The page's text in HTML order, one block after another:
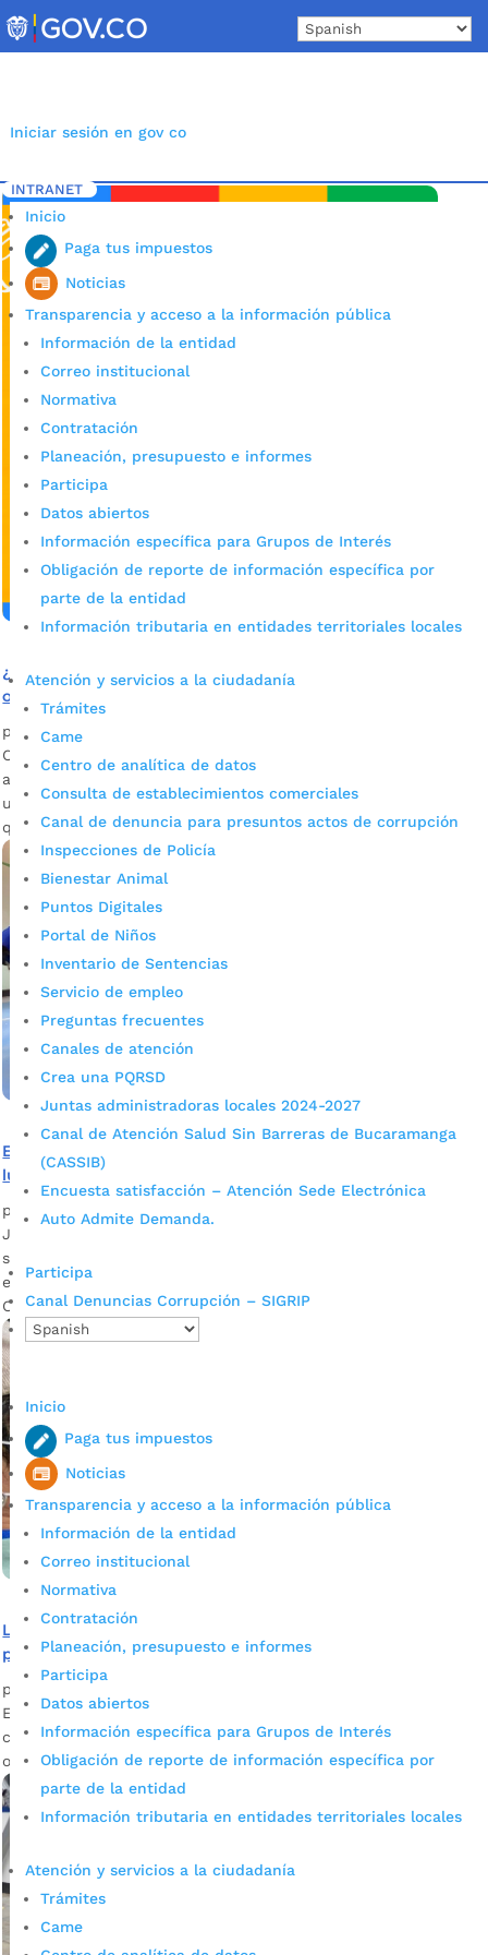
to
content
Iniciar sesión en gov co
INTRANET
Inicio
Paga tus impuestos
Noticias
Transparencia y acceso a la información pública
Información de la entidad
Correo institucional
Normativa
Contratación
Planeación, presupuesto e informes
Participa
Datos abiertos
Información específica para Grupos de Interés
Obligación de reporte de información específica por
parte de la entidad
Información tributaria en entidades territoriales locales
Atención y servicios a la ciudadanía
Trámites
Came
Centro de analítica de datos
Consulta de establecimientos comerciales
Canal de denuncia para presuntos actos de corrupción
Inspecciones de Policía
Bienestar Animal
Puntos Digitales
Portal de Niños
Inventario de Sentencias
Servicio de empleo
Preguntas frecuentes
Canales de atención
Crea una PQRSD
Juntas administradoras locales 2024-2027
Canal de Atención Salud Sin Barreras de Bucaramanga
(CASSIB)
Encuesta satisfacción – Atención Sede Electrónica
Auto Admite Demanda.
Participa
Canal Denuncias Corrupción – SIGRIP
Inicio
Paga tus impuestos
Noticias
Transparencia y acceso a la información pública
Información de la entidad
Correo institucional
Normativa
Contratación
Planeación, presupuesto e informes
Participa
Datos abiertos
Información específica para Grupos de Interés
Obligación de reporte de información específica por
parte de la entidad
Información tributaria en entidades territoriales locales
Atención y servicios a la ciudadanía
Trámites
Came
Inicio 5 Etiqueta: Educación en Bucaramanga
¿No terminó la primaria o la secundaria? Esta
oportunidad gratuita es para usted
por Camila Camacho
Con los Ciclos Lectivos Especiales Integrados, CLEI, la
administración del alcalde Juan Carlos Cárdenas, ofrece
una oportunidad única para personas de 15 a 100 años que
quieren finalizar sus estudios de primaria o secundaria.
En lo que va del año, 13.520 personas han visitado las
ludotecas de Bucaramanga
por Milena Bernal | Jul 26, 2022
Junto con sus padres los menores entre los 0 y 13 años han
sido los partícipes. En los próximas días estará nuevamente
en funcionamiento la ubicada en el Centro Cultural del
Oriente.
La visita de los rectores a la Zona Cero Metropolitana
para promover la cultura ambiental
por Milena Bernal
El recorrido permitirá reiterar la pedagogía en las aulas de
clases para reducir, reutilizar y reciclar residuos sólidos y
orgánicos.